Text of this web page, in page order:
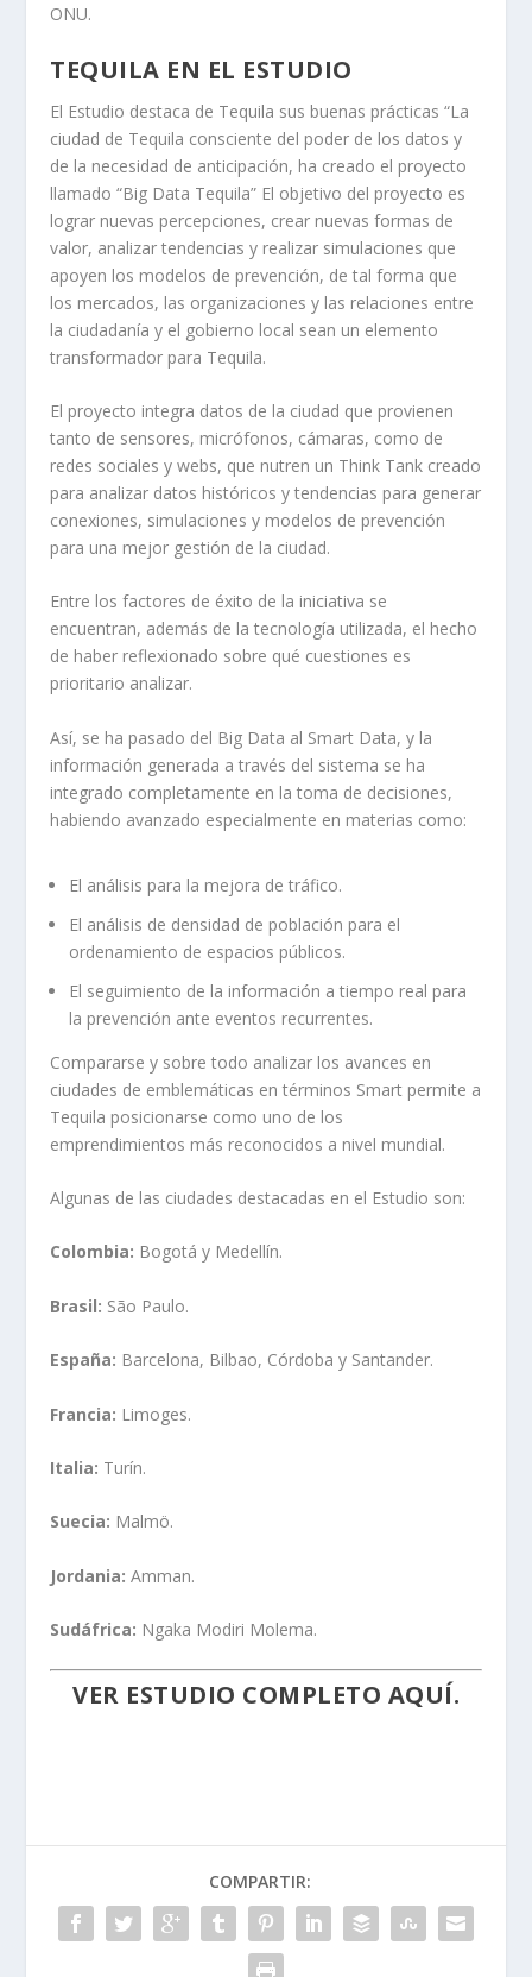
ONU.
TEQUILA EN EL ESTUDIO
El Estudio destaca de Tequila sus buenas prácticas “La
ciudad de Tequila consciente del poder de los datos y
de la necesidad de anticipación, ha creado el proyecto
llamado “Big Data Tequila” El objetivo del proyecto es
lograr nuevas percepciones, crear nuevas formas de
valor, analizar tendencias y realizar simulaciones que
apoyen los modelos de prevención, de tal forma que
los mercados, las organizaciones y las relaciones entre
la ciudadanía y el gobierno local sean un elemento
transformador para Tequila.
El proyecto integra datos de la ciudad que provienen
tanto de sensores, micrófonos, cámaras, como de
redes sociales y webs, que nutren un Think Tank creado
para analizar datos históricos y tendencias para generar
conexiones, simulaciones y modelos de prevención
para una mejor gestión de la ciudad.
Entre los factores de éxito de la iniciativa se
encuentran, además de la tecnología utilizada, el hecho
de haber reflexionado sobre qué cuestiones es
prioritario analizar.
Así, se ha pasado del Big Data al Smart Data, y la
información generada a través del sistema se ha
integrado completamente en la toma de decisiones,
habiendo avanzado especialmente en materias como:
El análisis para la mejora de tráfico.
El análisis de densidad de población para el
ordenamiento de espacios públicos.
El seguimiento de la información a tiempo real para
la prevención ante eventos recurrentes.
Compararse y sobre todo analizar los avances en
ciudades de emblemáticas en términos Smart permite a
Tequila posicionarse como uno de los
emprendimientos más reconocidos a nivel mundial.
Algunas de las ciudades destacadas en el Estudio son:
Colombia: Bogotá y Medellín.
Brasil: São Paulo.
España: Barcelona, Bilbao, Córdoba y Santander.
Francia: Limoges.
Italia: Turín.
Suecia: Malmö.
Jordania:Amman.
Sudáfrica: Ngaka Modiri Molema.
VER ESTUDIO COMPLETO AQUÍ.
COMPARTIR: